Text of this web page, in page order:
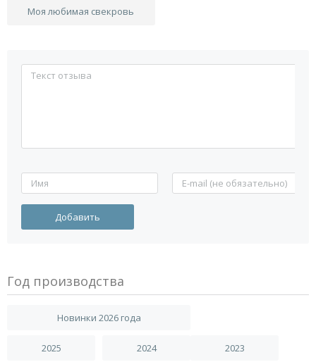
Моя любимая свекровь
Год производства
Новинки 2026 года
2025 2024 2023